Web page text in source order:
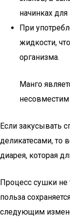
начинках
При
жидкости,
организма.
Манго
Если закусывать
деликатесами, то
диарея, которая
Процесс сушки не
польза
следующим